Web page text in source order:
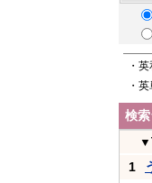
・
・
検
▼
1